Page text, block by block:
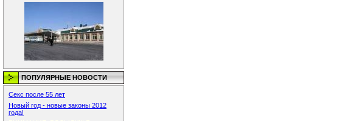
ПОПУЛЯРНЫЕ НОВОСТИ
Секс после 55 лет
Новый год - новые законы 2012
года!